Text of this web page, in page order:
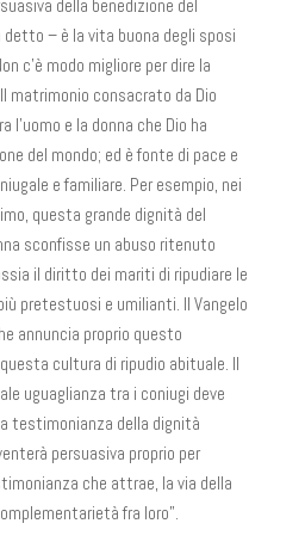
della benedizione del
– è la vita buona degli sposi
c’è modo migliore per dire la
matrimonio consacrato da Dio
e la donna che Dio ha
del mondo; ed è fonte di pace e
e familiare. Per esempio, nei
questa grande dignità del
sconfisse un abuso ritenuto
il diritto dei mariti di ripudiare le
pretestuosi e umilianti. Il Vangelo
annuncia proprio questo
cultura di ripudio abituale. Il
uguaglianza tra i coniugi deve
testimonianza della dignità
persuasiva proprio per
che attrae, la via della
fra loro”.